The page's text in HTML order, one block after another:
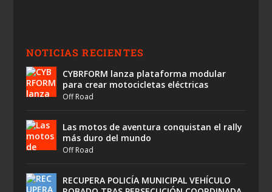
NOTICIAS RECIENTES
CYBRFORM lanza plataforma modular
para crear motocicletas eléctricas
Off Road
Las motos de aventura conquistan el rally
más duro del mundo
Off Road
RECUPERA POLICÍA MUNICIPAL VEHÍCULO